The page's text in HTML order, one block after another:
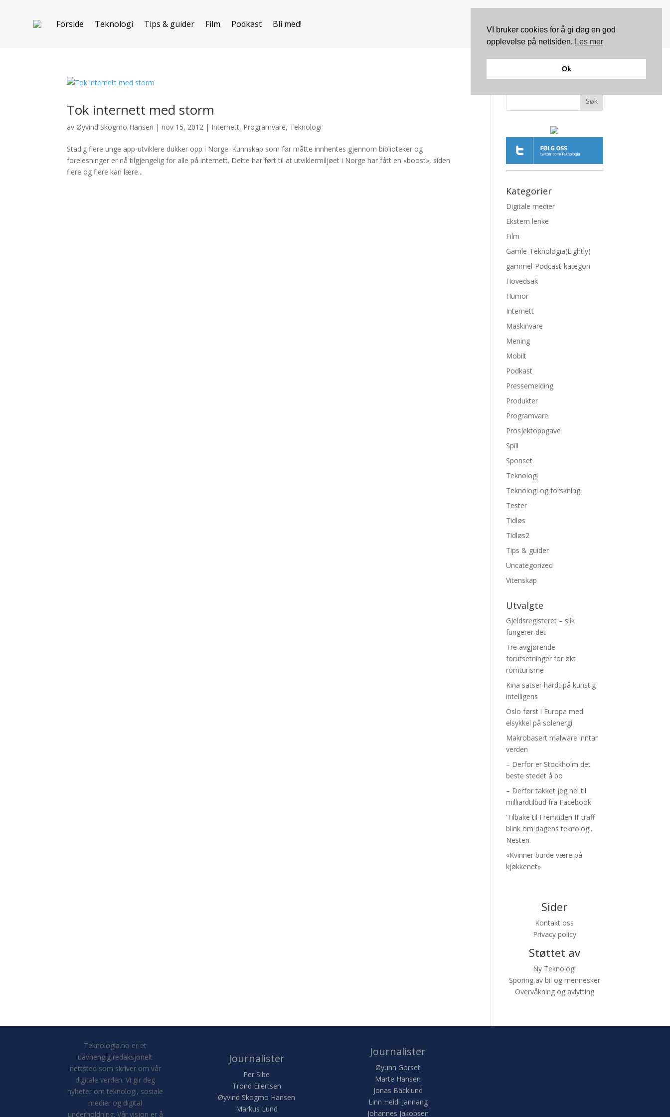
Forside Teknologi Tips & guider Film Podkast Bli med!
Tok internett med storm
av Øyvind Skogmo Hansen |nov 15, 2012 | Internett, Programvare, Teknologi
Stadig flere unge app-utviklere dukker opp i Norge. Kunnskap som før måtte innhentes gjennom biblioteker og
forelesninger er nå tilgjengelig for alle på internett. Dette har ført til at utviklermiljøet i Norge har fått en «boost», siden
flere og flere kan lære...
Søk
Kategorier
Digitale medier
Ekstern lenke
Film
Gamle-Teknologia(Lightly)
gammel-Podcast-kategori
Hovedsak
Humor
Internett
Maskinvare
Mening
Mobilt
Podkast
Pressemelding
Produkter
Programvare
Prosjektoppgave
Spill
Sponset
Teknologi
Teknologi og forskning
Tester
Tidløs
Tidløs2
Tips & guider
Uncategorized
Vitenskap
Utvalgte
Gjeldsregisteret – slik
fungerer det
Tre avgjørende
forutsetninger for økt
romturisme
Kina satser hardt på kunstig
intelligens
Oslo først i Europa med
elsykkel på solenergi
Makrobasert malware inntar
verden
– Derfor er Stockholm det
beste stedet å bo
– Derfor takket jeg nei til
milliardtilbud fra Facebook
’Tilbake til Fremtiden II’ traff
blink om dagens teknologi.
Nesten.
«Kvinner burde være på
kjøkkenet»
Sider
Kontakt oss
Privacy policy
Støttet av
Ny Teknologi
Sporing av bil og mennesker
Overvåkning og avlytting
Teknologia.no er et
uavhengig redaksjonelt
nettsted som skriver om vår
digitale verden. Vi gir deg
nyheter om teknologi, sosiale
medier og digital
underholdning. Vår visjon er å
Journalister
Per Sibe
Trond Eilertsen
Øyvind Skogmo Hansen
Markus Lund
Journalister
Øyunn Gorset
Marte Hansen
Jonas Bäcklund
Linn Heidi Jannang
Johannes Jakobsen
VI bruker cookies for å gi deg en god
opplevelse på nettsiden. Les mer
Ok